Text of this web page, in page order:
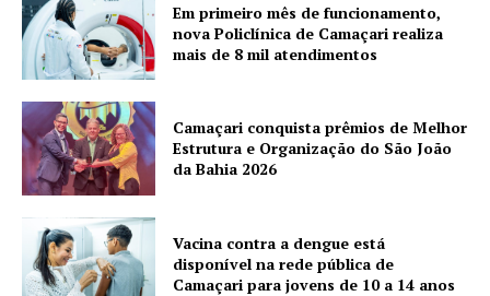
Em primeiro mês de funcionamento,
nova Policlínica de Camaçari realiza
mais de 8 mil atendimentos
Camaçari conquista prêmios de Melhor
Estrutura e Organização do São João
da Bahia 2026
Vacina contra a dengue está
disponível na rede pública de
Camaçari para jovens de 10 a 14 anos